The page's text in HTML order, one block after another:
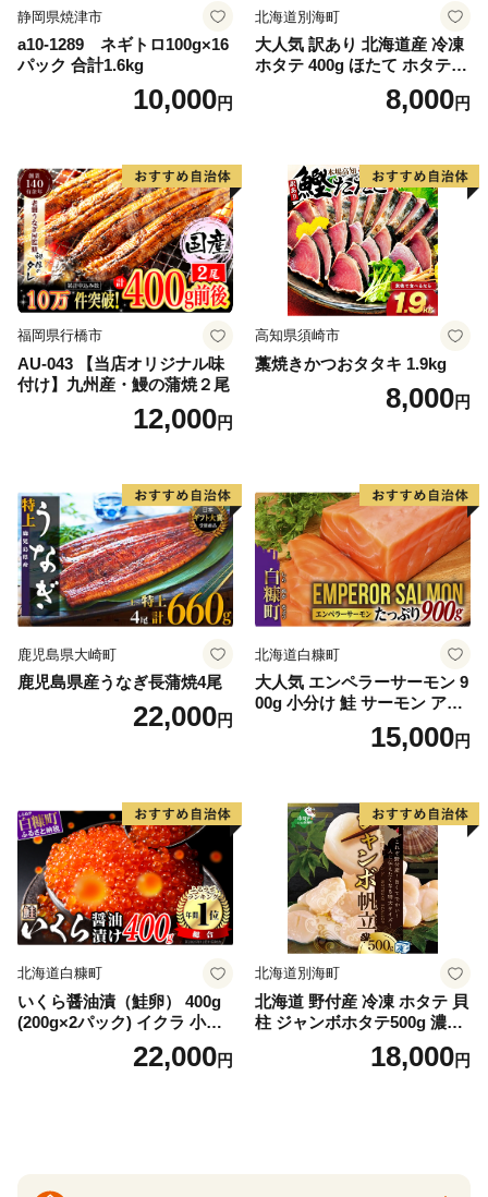
静岡県焼津市
a10-1289 ネギトロ100g×16
パック 合計1.6kg
10,000円
北海道別海町
大人気 訳あり 北海道産 冷凍
ホタテ 400g ほたて ホタテ
8,000円
福岡県行橋市
AU-043 【当店オリジナル味
付け】九州産・鰻の蒲焼２尾
12,000円
高知県須崎市
藁焼きかつおタタキ 1.9kg
8,000円
鹿児島県大崎町
鹿児島県産うなぎ長蒲焼4尾
22,000円
北海道白糠町
大人気 エンペラーサーモン 9
00g 小分け 鮭 サーモン アト
ランティックサーモン 水産
庁長官賞 受賞 さけ シャケ し
満足 美味しい 贈答 生食用 刺
身 お刺身 刺し身 魚介類 海鮮
冷凍 厚切り 薄切り ふるさと
納税 ふるさとチョイス チョ
イス 北海道 白糠町
15,000円
北海道白糠町
いくら醤油漬（鮭卵） 400g
(200g×2パック) イクラ 小分
け いくら醤油漬 鮭いくら い
くら醤油漬け 鮭 鮭卵 ikura
22,000円
北海道別海町
北海道 野付産 冷凍 ホタテ 貝
柱 ジャンボホタテ500g 濃厚
な旨味と甘み （ほたて ホタ
テ 帆立 貝柱 ホタテ貝柱 大玉
18,000円